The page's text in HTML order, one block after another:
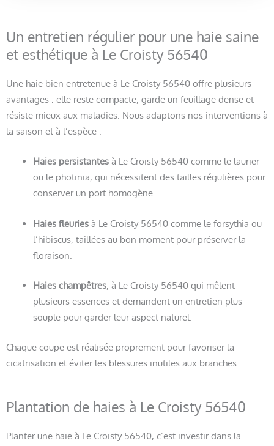
Un entretien régulier pour une haie saine
et esthétique à Le Croisty 56540
Une haie bien entretenue à Le Croisty 56540 offre plusieurs
avantages : elle reste compacte, garde un feuillage dense et
résiste mieux aux maladies. Nous adaptons nos interventions à
la saison et à l’espèce :
Haies persistantesà Le Croisty 56540 comme le laurier
ou le photinia, qui nécessitent des tailles régulières pour
conserver un port homogène.
Haies fleuriesà Le Croisty 56540 comme le forsythia ou
l’hibiscus, taillées au bon moment pour préserver la
floraison.
Haies champêtres, à Le Croisty 56540 qui mêlent
plusieurs essences et demandent un entretien plus
souple pour garder leur aspect naturel.
Chaque coupe est réalisée proprement pour favoriser la
cicatrisation et éviter les blessures inutiles aux branches.
Plantation de haies à Le Croisty 56540
Planter une haie à Le Croisty 56540, c’est investir dans la